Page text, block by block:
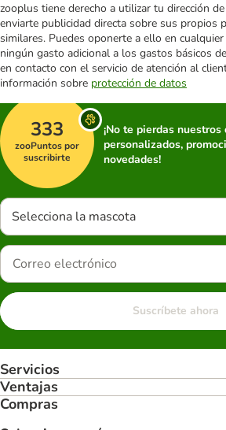
zooplus tiene derecho a utilizar tu dirección
enviarte publicidad directa sobre sus propios
similares. Puedes oponerte a ello en
ningún gasto adicional a los gastos básicos
en contacto con el servicio de atención al
información sobre protección de datos
333
zooPuntos por
suscribirte
¡No te pierdas nuestros
personalizados,
novedades!
Selecciona la mascota
Suscríbete ahora
Servicios
Ventajas
Compras